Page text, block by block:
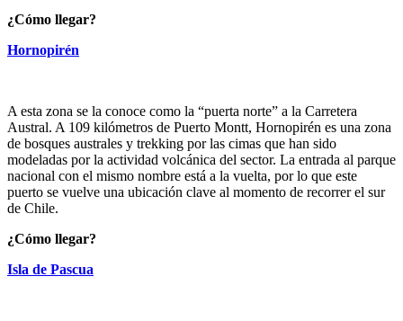
¿Cómo llegar?
Hornopirén
A esta zona se la conoce como la “puerta norte” a la Carretera
Austral. A 109 kilómetros de Puerto Montt, Hornopirén es una zona
de bosques australes y trekking por las cimas que han sido
modeladas por la actividad volcánica del sector. La entrada al parque
nacional con el mismo nombre está a la vuelta, por lo que este
puerto se vuelve una ubicación clave al momento de recorrer el sur
de Chile.
¿Cómo llegar?
Isla de Pascua